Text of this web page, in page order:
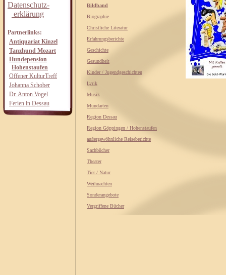
Datenschutz-
erklärung
Partnerlinks:
Antiquariat Kinzel
Tanzhund Mozart
Hundepension
Hohenstaufen
Offener KulturTreff
Johanna Schober
Dr. Anton Vogel
Ferien in Dessau
Bildband
Biographie
Christliche Literatur
Erfahrungsberichte
Geschichte
Gesundheit
Kinder / Jugendgeschichten
Lyrik
Musik
Mundarten
Region Dessau
Region Göppingen / Hohenstaufen
außergewöhnliche Reiseberichte
Sachbücher
Theater
Tier / Natur
Weihnachten
Sonderangebote
Vergriffene Bücher